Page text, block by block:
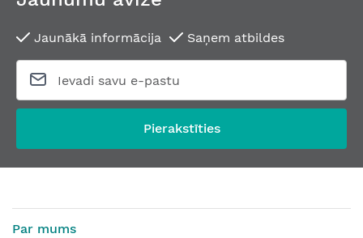
Jaunākā informācija Saņem atbildes
Pierakstīties
Par mums